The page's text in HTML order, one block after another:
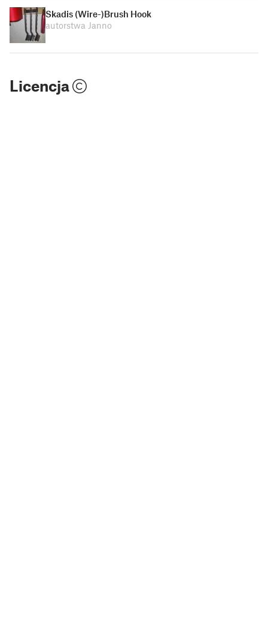
Skadis (Wire-)Brush Hook
autorstwa Janno
Licencja